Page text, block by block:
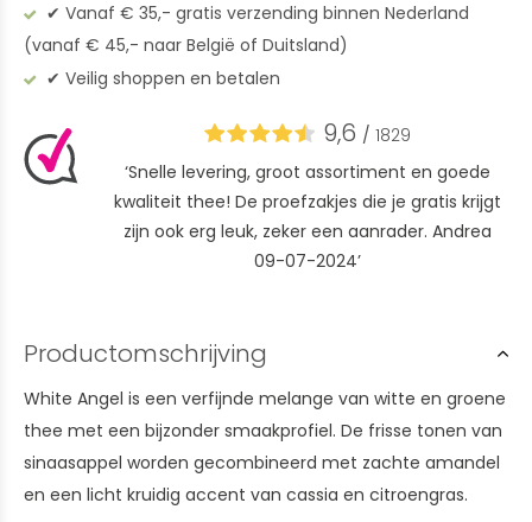
✔︎ Vanaf € 35,- gratis verzending binnen Nederland
(vanaf € 45,- naar België of Duitsland)
✔︎ Veilig shoppen en betalen
9,6 / 1829
‘Snelle levering, groot assortiment en goede
kwaliteit thee! De proefzakjes die je gratis krijgt
zijn ook erg leuk, zeker een aanrader. Andrea
09-07-2024’
Productomschrijving
White Angel is een verfijnde melange van witte en groene
thee met een bijzonder smaakprofiel. De frisse tonen van
sinaasappel worden gecombineerd met zachte amandel
en een licht kruidig accent van cassia en citroengras.